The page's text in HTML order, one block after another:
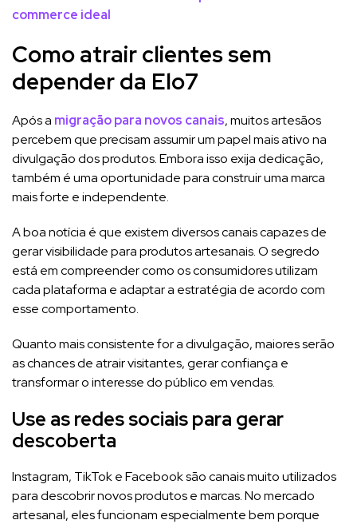
commerce ideal
Como atrair clientes sem
depender da Elo7
Após a migração para novos canais, muitos artesãos
percebem que precisam assumir um papel mais ativo na
divulgação dos produtos. Embora isso exija dedicação,
também é uma oportunidade para construir uma marca
mais forte e independente.
A boa notícia é que existem diversos canais capazes de
gerar visibilidade para produtos artesanais. O segredo
está em compreender como os consumidores utilizam
cada plataforma e adaptar a estratégia de acordo com
esse comportamento.
Quanto mais consistente for a divulgação, maiores serão
as chances de atrair visitantes, gerar confiança e
transformar o interesse do público em vendas.
Use as redes sociais para gerar
descoberta
Instagram, TikTok e Facebook são canais muito utilizados
para descobrir novos produtos e marcas. No mercado
artesanal, eles funcionam especialmente bem porque